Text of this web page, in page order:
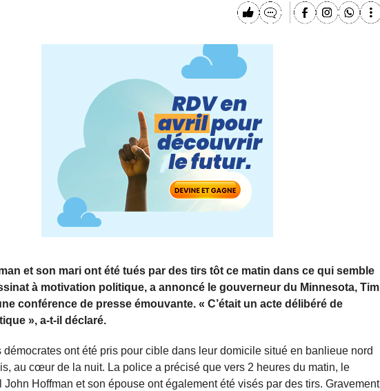
et son mari ont été tués par des tirs tôt ce matin dans ce qui semble
à motivation politique, a annoncé le gouverneur du Minnesota, Tim
conférence de presse émouvante. « C’était un acte délibéré de
», a-t-il déclaré.
démocrates ont été pris pour cible dans leur domicile situé en banlieue nord
au cœur de la nuit. La police a précisé que vers 2 heures du matin, le
John Hoffman et son épouse ont également été visés par des tirs. Gravement